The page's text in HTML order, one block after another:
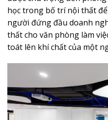
học trong bố trí nội thất
người đứng đầu doanh
thất cho văn phòng làm
toát lên khí chất của một